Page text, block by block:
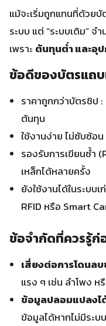
แม้จะเริ่มถูกแทนที่ด้วยบั
ระบบ แต่ “ระบบเดิม”
เพราะ ต้นทุนต่ำ และอุ
ข้อดีของบัตรแถบ
ราคาถูกกว่าบัตรชิป
ต้นทุน
ใช้งานง่าย ไม่ซับซ้อ
รองรับการเขียนซ้ำ
เหล็กได้หลายครั้ง
ยังใช้งานได้ในระบบ
RFID หรือ Smart
ข้อจำกัดที่ควรรู้ก่
เสี่ยงต่อการโดนล
แรง ๆ เช่น ลำโพง ห
ข้อมูลปลอมแปลงไ
ข้อมูลได้หากไม่มีระ